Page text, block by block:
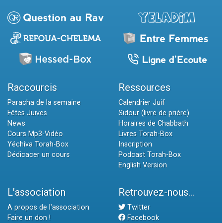
Raccourcis
Paracha de la semaine
Fêtes Juives
News
Cours Mp3-Vidéo
Yéchiva Torah-Box
Dédicacer un cours
Ressources
Calendrier Juif
Sidour (livre de prière)
Horaires de Chabbath
Livres Torah-Box
Inscription
Podcast Torah-Box
English Version
L'association
A propos de l'association
Faire un don !
Retrouvez-nous...
Twitter
Facebook